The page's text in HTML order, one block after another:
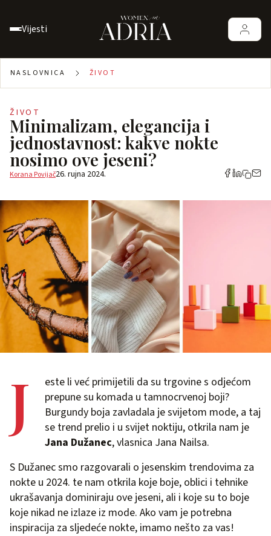
Vijesti
NASLOVNICA ŽIVOT
ŽIVOT
Minimalizam, elegancija i
jednostavnost: kakve nokte
nosimo ove jeseni?
Korana Povijač26. rujna 2024.
J
este li već primijetili da su trgovine s odjećom
prepune su komada u tamnocrvenoj boji?
Burgundy boja zavladala je svijetom mode, a taj
se trend prelio i u svijet noktiju, otkrila nam je
Jana Dužanec, vlasnica Jana Nailsa.
S Dužanec smo razgovarali o jesenskim trendovima za
nokte u 2024. te nam otkrila koje boje, oblici i tehnike
ukrašavanja dominiraju ove jeseni, ali i koje su to boje
koje nikad ne izlaze iz mode. Ako vam je potrebna
inspiracija za sljedeće nokte, imamo nešto za vas!